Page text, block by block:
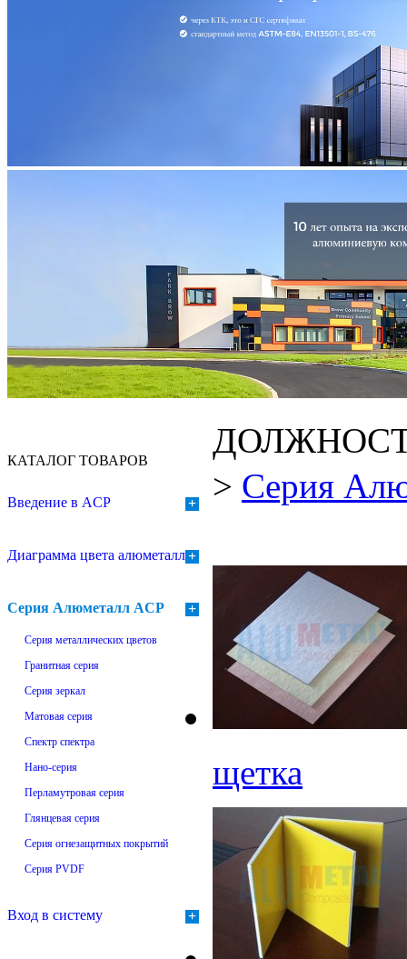
КАТАЛОГ ТОВАРОВ
Введение в ACP +
Диаграмма цвета алюметалла+
Серия Алюметалл ACP +
Серия металлических цветов
Гранитная серия
Серия зеркал
Матовая серия
Спектр спектра
Нано-серия
Перламутровая серия
Глянцевая серия
Серия огнезащитных покрытий
Серия PVDF
Вход в систему +
> Серия
щетка